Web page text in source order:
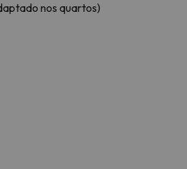
nos quartos)